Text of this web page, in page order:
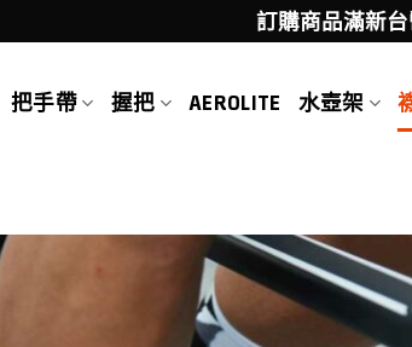
訂購商品滿新
把手帶 握把 AEROLITE 水壺架